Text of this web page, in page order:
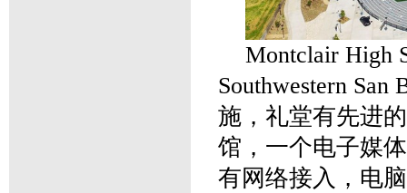
Montclair High
Southwestern
施，礼堂有先进
馆，一个电子媒
有网络接入，电